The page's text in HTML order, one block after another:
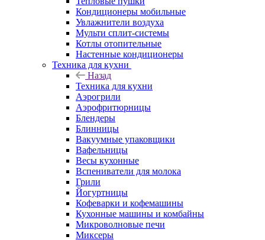
Кондиционеры мобильные
Увлажнители воздуха
Мульти сплит-системы
Котлы отопительные
Настенные кондиционеры
Техника для кухни
Назад
Техника для кухни
Аэрогрили
Аэрофритюрницы
Блендеры
Блинницы
Вакуумные упаковщики
Вафельницы
Весы кухонные
Вспениватели для молока
Грили
Йогуртницы
Кофеварки и кофемашины
Кухонные машины и комбайны
Микроволновые печи
Миксеры